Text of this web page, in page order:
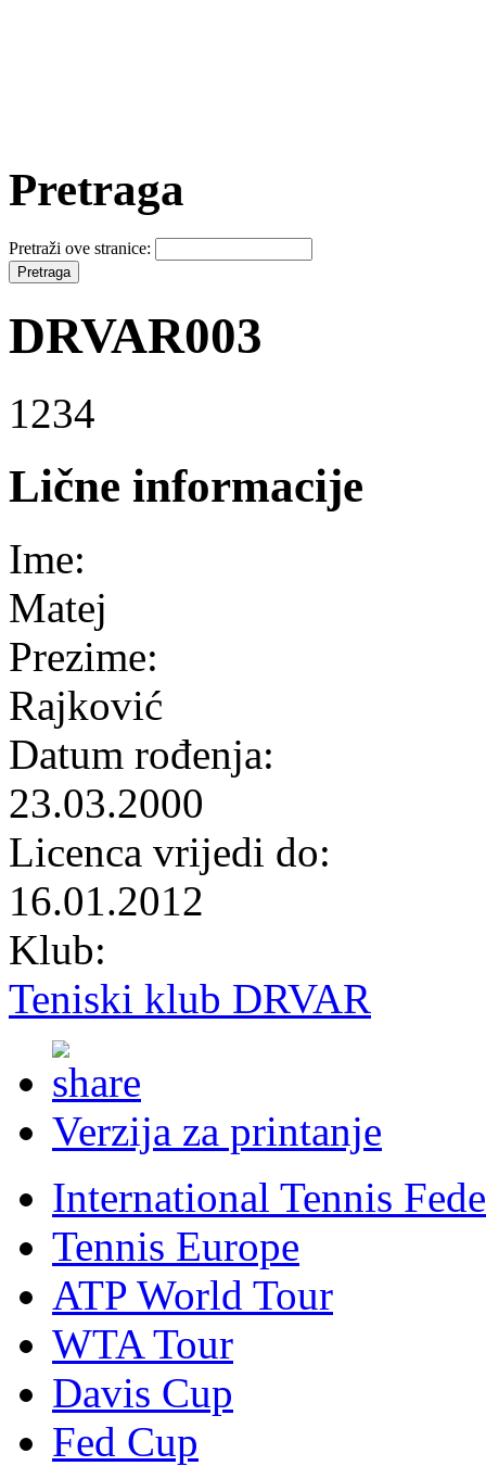
Pretraga
Pretraži ove stranice:
DRVAR003
1234
Lične informacije
Ime:
Matej
Prezime:
Rajković
Datum rođenja:
23.03.2000
Licenca vrijedi do:
16.01.2012
Klub:
Teniski klub DRVAR
Verzija za printanje
International Tennis
Tennis Europe
ATP World Tour
WTA Tour
Davis Cup
Fed Cup